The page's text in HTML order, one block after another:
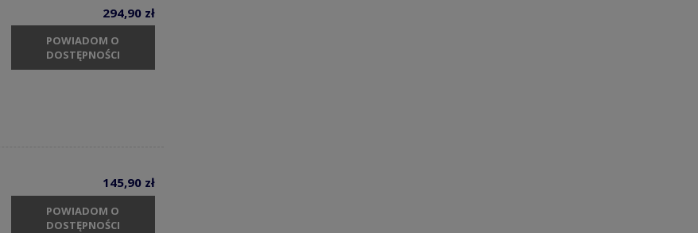
294,90 zł
POWIADOM O
DOSTĘPNOŚCI
145,90 zł
POWIADOM O
DOSTĘPNOŚCI